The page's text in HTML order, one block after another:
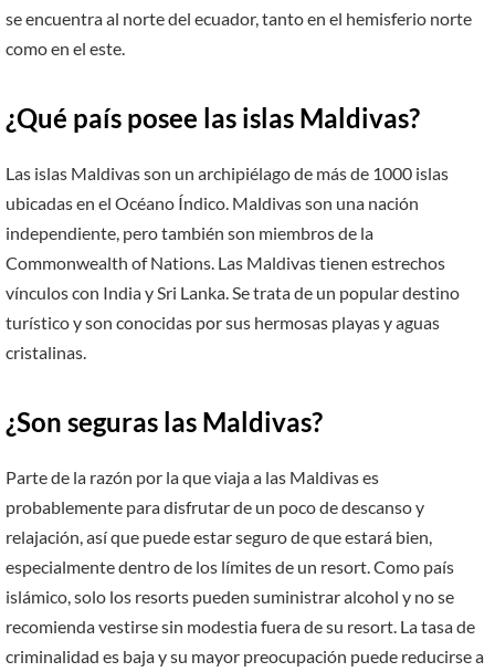
se encuentra al norte del ecuador, tanto en el hemisferio norte
como en el este.
¿Qué país posee las islas Maldivas?
Las islas Maldivas son un archipiélago de más de 1000 islas
ubicadas en el Océano Índico. Maldivas son una nación
independiente, pero también son miembros de la
Commonwealth of Nations. Las Maldivas tienen estrechos
vínculos con India y Sri Lanka. Se trata de un popular destino
turístico y son conocidas por sus hermosas playas y aguas
cristalinas.
¿Son seguras las Maldivas?
Parte de la razón por la que viaja a las Maldivas es
probablemente para disfrutar de un poco de descanso y
relajación, así que puede estar seguro de que estará bien,
especialmente dentro de los límites de un resort. Como país
islámico, solo los resorts pueden suministrar alcohol y no se
recomienda vestirse sin modestia fuera de su resort. La tasa de
criminalidad es baja y su mayor preocupación puede reducirse a